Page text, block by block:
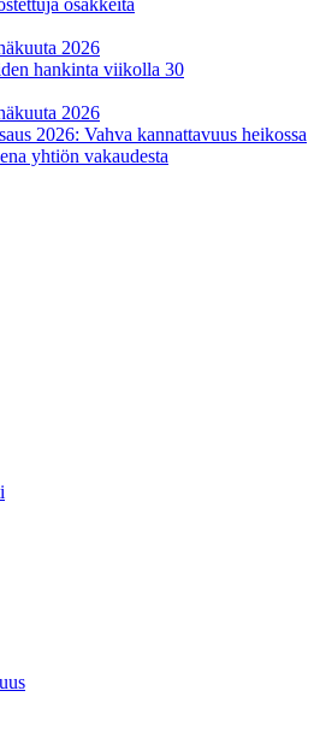
2026
hankinta viikolla 30
2026
2026: Vahva kannattavuus heikossa
yhtiön vakaudesta